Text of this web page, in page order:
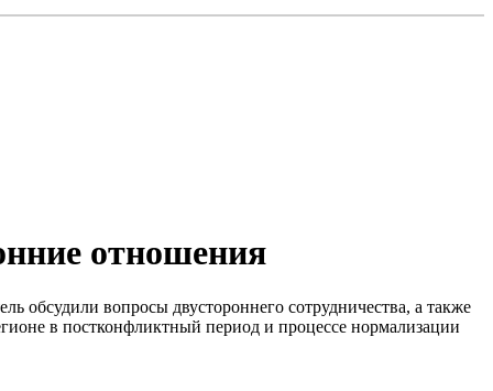
отношения
обсудили вопросы двустороннего сотрудничества, а также
в постконфликтный период и процессе нормализации